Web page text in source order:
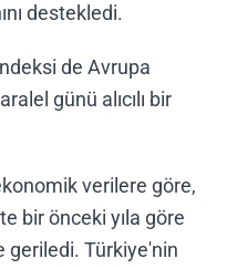
destekledi.
de Avrupa
günü alıcılı bir
verilere göre,
bir önceki yıla göre
geriledi. Türkiye'nin